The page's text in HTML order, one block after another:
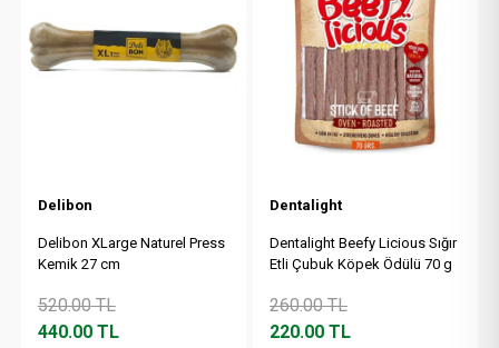
Delibon
Delibon XLarge Naturel Press
Kemik 27 cm
520.00TL
440.00TL
Dentalight
Dentalight Beefy Licious Sığır
Etli Çubuk Köpek Ödülü 70 g
260.00TL
220.00 TL